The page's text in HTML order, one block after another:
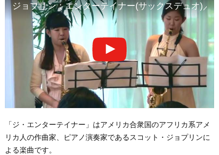
ジョプリン：エンターテイナー(サックスデュオ)／
「ジ・エンターテイナー」はアメリカ合衆国のアフリカ系アメ
リカ人の作曲家、ピアノ演奏家であるスコット・ジョプリンに
よる楽曲です。